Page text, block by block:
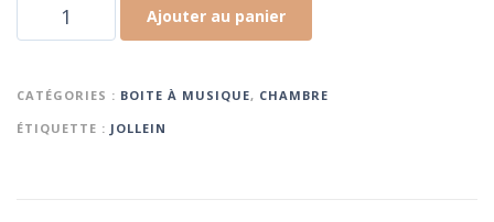
Ajouter au panier
CATÉGORIES : BOITE À MUSIQUE, CHAMBRE
ÉTIQUETTE : JOLLEIN